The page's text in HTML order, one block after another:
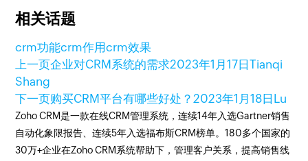
相关话题
crm功能crm作用crm效果
上一页企业对CRM系统的需求2023年1月17日Tianqi
Shang
下一页购买CRM平台有哪些好处？2023年1月18日 Lu
Zoho CRM是一款在线CRM管理系统，连续14年入选Gartner销售
自动化象限报告、连续5年入选福布斯CRM榜单。180多个国家的
30万+企业在Zoho CRM系统帮助下，管理客户关系，提高销售线